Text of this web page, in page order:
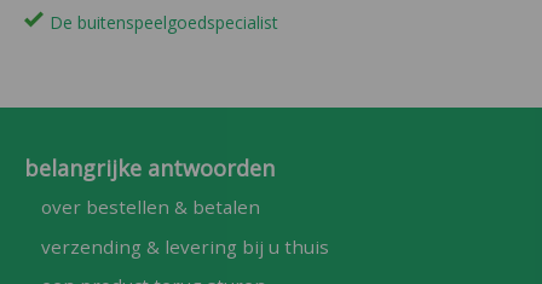
De buitenspeelgoedspecialist
belangrijke antwoorden
over bestellen & betalen
verzending & levering bij u thuis